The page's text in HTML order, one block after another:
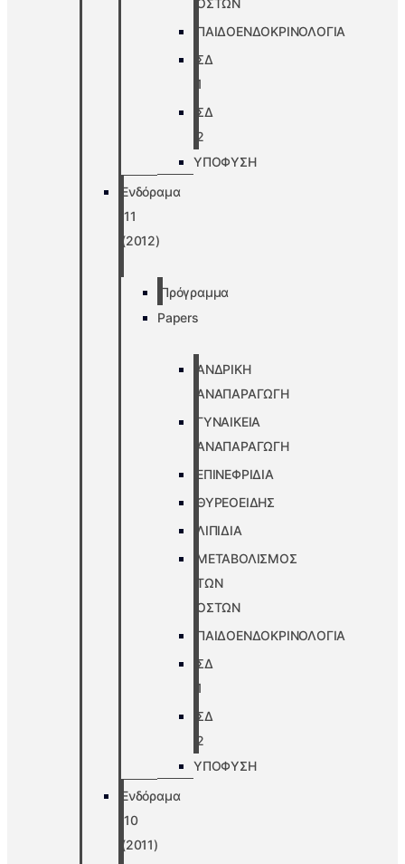
ΟΣΤΩΝ
ΠΑΙΔΟΕΝΔΟΚΡΙΝΟΛΟΓΙΑ
ΣΔ
1
ΣΔ
2
ΥΠΟΦΥΣΗ
Ενδόραμα
’11
(2012)
Πρόγραμμα
Papers
ΑΝΔΡΙΚΗ
ΑΝΑΠΑΡΑΓΩΓΗ
ΓΥΝΑΙΚΕΙΑ
ΑΝΑΠΑΡΑΓΩΓΗ
ΕΠΙΝΕΦΡΙΔΙΑ
ΘΥΡΕΟΕΙΔΗΣ
ΛΙΠΙΔΙΑ
ΜΕΤΑΒΟΛΙΣΜΟΣ
ΤΩΝ
ΟΣΤΩΝ
ΠΑΙΔΟΕΝΔΟΚΡΙΝΟΛΟΓΙΑ
ΣΔ
1
ΣΔ
2
ΥΠΟΦΥΣΗ
Ενδόραμα
’10
(2011)